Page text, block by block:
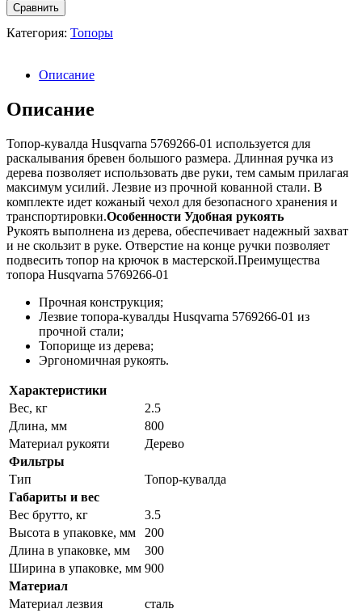
Сравнить
Категория: Топоры
Описание
Описание
Топор-кувалда Husqvarna 5769266-01 используется для
раскалывания бревен большого размера. Длинная ручка из
дерева позволяет использовать две руки, тем самым прилагая
максимум усилий. Лезвие из прочной кованной стали. В
комплекте идет кожаный чехол для безопасного хранения и
транспортировки.Особенности Удобная рукоять
Рукоять выполнена из дерева, обеспечивает надежный захват
и не скользит в руке. Отверстие на конце ручки позволяет
подвесить топор на крючок в мастерской.Преимущества
топора Husqvarna 5769266-01
Прочная конструкция;
Лезвие топора-кувалды Husqvarna 5769266-01 из
прочной стали;
Топорище из дерева;
Эргономичная рукоять.
Характеристики
Вес, кг
2.5
Длина, мм
800
Материал рукояти
Дерево
Фильтры
Тип
Топор-кувалда
Габариты и вес
Вес брутто, кг
3.5
Высота в упаковке, мм
200
Длина в упаковке, мм
300
Ширина в упаковке, мм 900
Материал
Материал лезвия
сталь